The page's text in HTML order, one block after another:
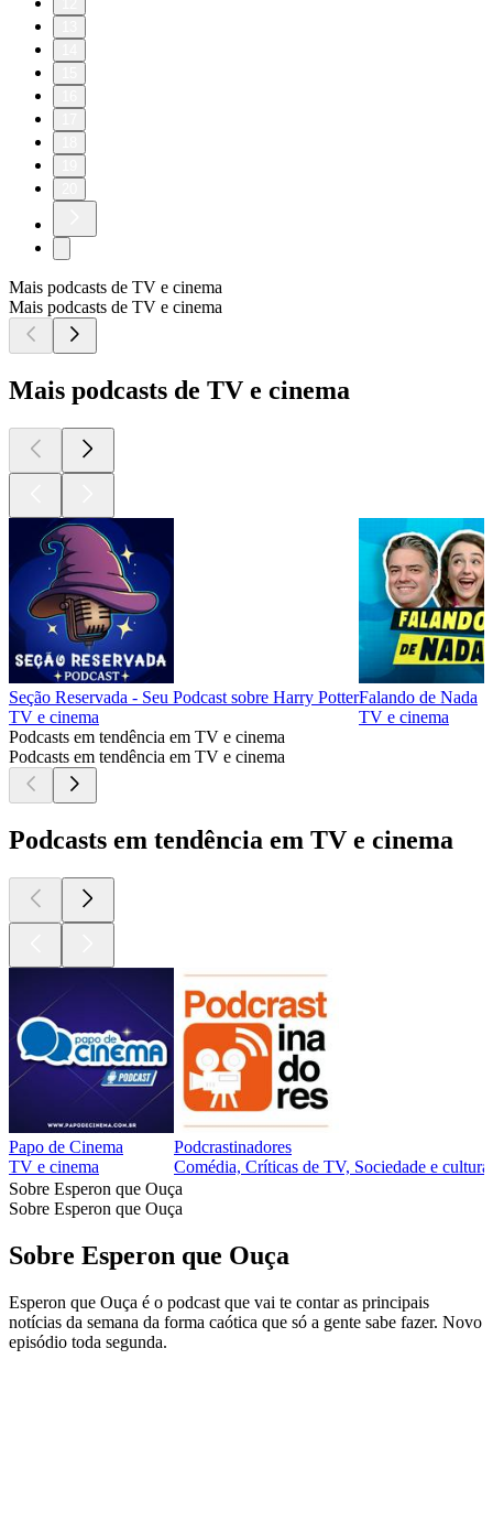
Mais podcasts de TV e cinema
Mais podcasts de TV e cinema
Mais podcasts de TV e cinema
Seção Reservada - Seu Podcast sobre Harry Potter
TV e cinema
Falando de Nada
TV e cinema
Podcasts em tendência em TV e cinema
Podcasts em tendência em TV e cinema
Podcasts em tendência em TV e cinema
Papo de Cinema
TV e cinema
Podcrastinadores
Comédia, Críticas de TV, Sociedade e
Sobre Esperon que Ouça
Sobre Esperon que Ouça
Sobre Esperon que Ouça
Esperon que Ouça é o podcast que vai te contar as principais
notícias da semana da forma caótica que só a gente sabe fazer⁠⁠⁠⁠. Novo
episódio toda segunda.